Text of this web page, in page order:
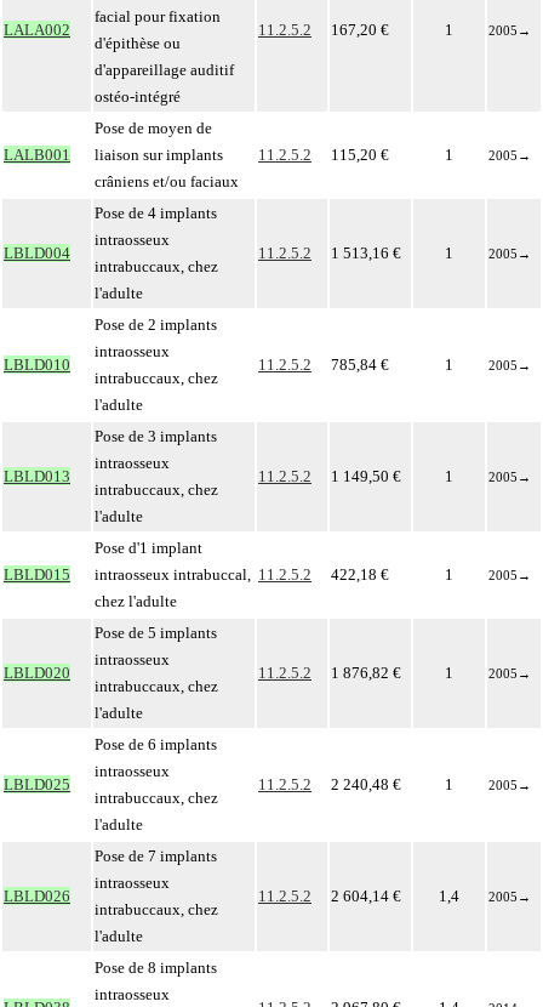
LALA002
facial pour fixation
d'épithèse ou
d'appareillage auditif
ostéo-intégré
11.2.5.2 167,20 € 1 2005 →
LALB001
Pose de moyen de
liaison sur implants
crâniens et/ou faciaux
11.2.5.2 115,20 € 1 2005 →
LBLD004
Pose de 4 implants
intraosseux
intrabuccaux, chez
l'adulte
11.2.5.2 1 513,16 € 1 2005 →
LBLD010
Pose de 2 implants
intraosseux
intrabuccaux, chez
l'adulte
11.2.5.2 785,84 € 1 2005 →
LBLD013
Pose de 3 implants
intraosseux
intrabuccaux, chez
l'adulte
11.2.5.2 1 149,50 € 1 2005 →
LBLD015
Pose d'1 implant
intraosseux intrabuccal,
chez l'adulte
11.2.5.2 422,18 € 1 2005 →
LBLD020
Pose de 5 implants
intraosseux
intrabuccaux, chez
l'adulte
11.2.5.2 1 876,82 € 1 2005 →
LBLD025
Pose de 6 implants
intraosseux
intrabuccaux, chez
l'adulte
11.2.5.2 2 240,48 € 1 2005 →
LBLD026
Pose de 7 implants
intraosseux
intrabuccaux, chez
l'adulte
11.2.5.2 2 604,14 € 1,4 2005 →
Pose de 8 implants
intraosseux